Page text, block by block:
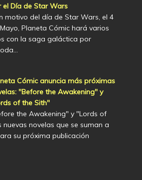
el Día de Star Wars
motivo del día de Star Wars, el 4
Planeta Cómic hará varios
con la saga galáctica por
Cómic anuncia más próximas
"Before the Awakening" y
of the Sith"
the Awakening" y "Lords of
novelas que se suman a
su próxima publicación